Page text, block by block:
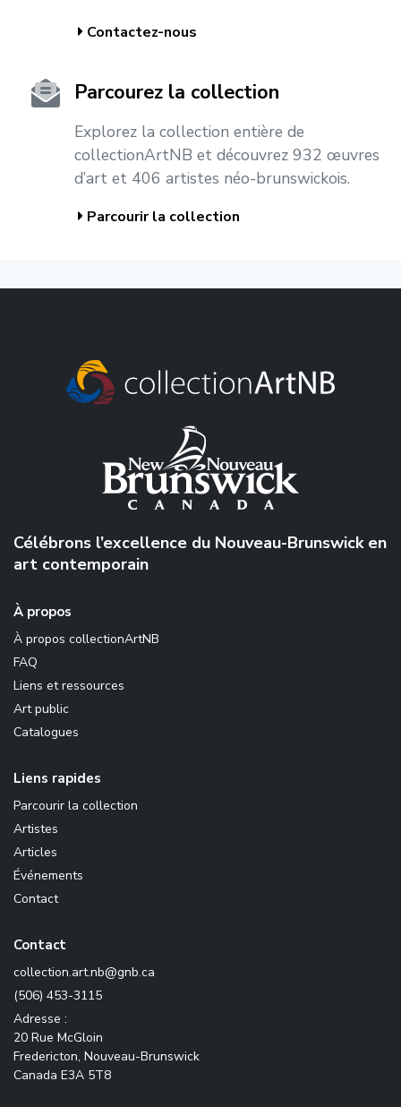
Contactez-nous
Parcourez la collection
Explorez la collection entière de
collectionArtNB et découvrez 932 œuvres
d’art et 406 artistes néo-brunswickois.
Parcourir la collection
Célébrons l’excellence du Nouveau-Brunswick en
art contemporain
À propos
À propos collectionArtNB
FAQ
Liens et ressources
Art public
Catalogues
Liens rapides
Parcourir la collection
Artistes
Articles
Événements
Contact
Contact
ac.bng@bn.tra.noitcelloc
(506) 453-3115
Adresse :
20 Rue McGloin
Fredericton, Nouveau-Brunswick
Canada E3A 5T8